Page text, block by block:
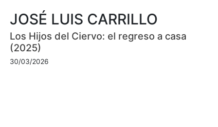
JOSÉ LUIS CARRILLO
Los Hijos del Ciervo: el regreso a casa
(2025)
30/03/2026